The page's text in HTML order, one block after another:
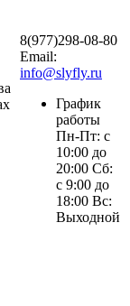
8(977)298-08-80
Email:
info@slyfly.ru
График
работы
Пн-Пт: с
10:00 до
20:00 Сб:
с 9:00 до
18:00 Вс:
Выходной